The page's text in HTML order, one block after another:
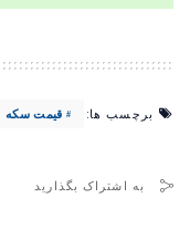
برچسب ها: قیمت سکه
به اشتراک بگذارید